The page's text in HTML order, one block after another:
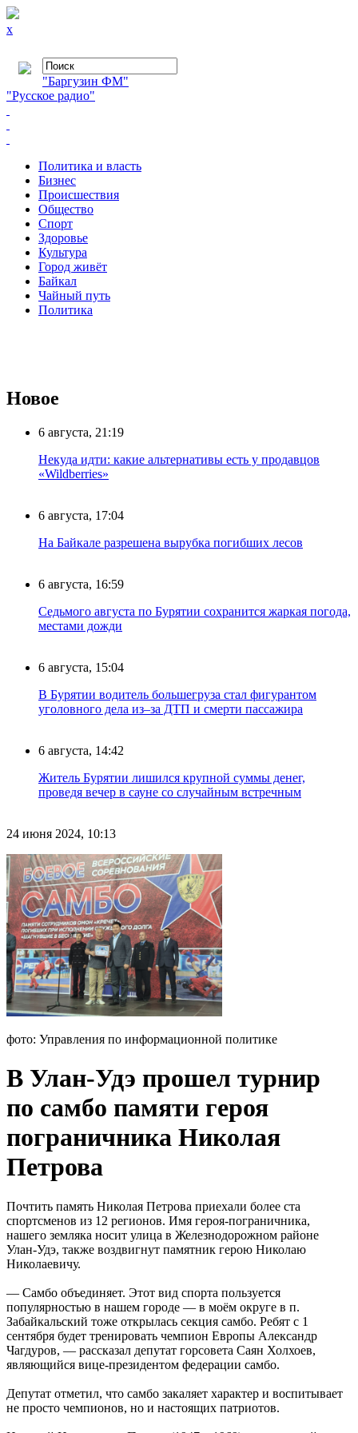
x
"Баргузин ФМ"
"Русское радио"
Политика и власть
Бизнес
Происшествия
Общество
Cпорт
Здоровье
Культура
Город живёт
Байкал
Чайный путь
Политика
Новое
6 августа, 21:19
Некуда идти: какие альтернативы есть у продавцов
«Wildberries»
6 августа, 17:04
На Байкале разрешена вырубка погибших лесов
6 августа, 16:59
Седьмого августа по Бурятии сохранится жаркая погода,
местами дожди
6 августа, 15:04
В Бурятии водитель большегруза стал фигурантом
уголовного дела из–за ДТП и смерти пассажира
6 августа, 14:42
Житель Бурятии лишился крупной суммы денег,
проведя вечер в сауне со случайным встречным
24 июня 2024, 10:13
фото: Управления по информационной политике
В Улан-Удэ прошел турнир
по самбо памяти героя
пограничника Николая
Петрова
Почтить память Николая Петрова приехали более ста
спортсменов из 12 регионов. Имя героя-пограничника,
нашего земляка носит улица в Железнодорожном районе
Улан-Удэ, также воздвигнут памятник герою Николаю
Николаевичу.
— Самбо объединяет. Этот вид спорта пользуется
популярностью в нашем городе — в моём округе в п.
Забайкальский тоже открылась секция самбо. Ребят с 1
сентября будет тренировать чемпион Европы Александр
Чагдуров, — рассказал депутат горсовета Саян Холхоев,
являющийся вице-президентом федерации самбо.
Депутат отметил, что самбо закаляет характер и воспитывает
не просто чемпионов, но и настоящих патриотов.